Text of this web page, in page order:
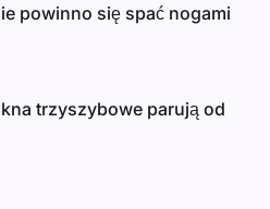
powinno się spać nogami
trzyszybowe parują od